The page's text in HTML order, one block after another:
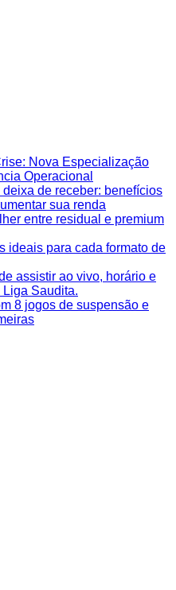
Nova Especialização
Operacional
de receber: benefícios
sua renda
entre residual e premium
ideais para cada formato de
assistir ao vivo, horário e
Saudita.
8 jogos de suspensão e